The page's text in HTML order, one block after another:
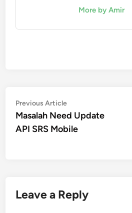
More by Amir
Post
navigation
Previous ArticlePrevious
article:
Masalah Need Update
API SRS Mobile
Leave a Reply